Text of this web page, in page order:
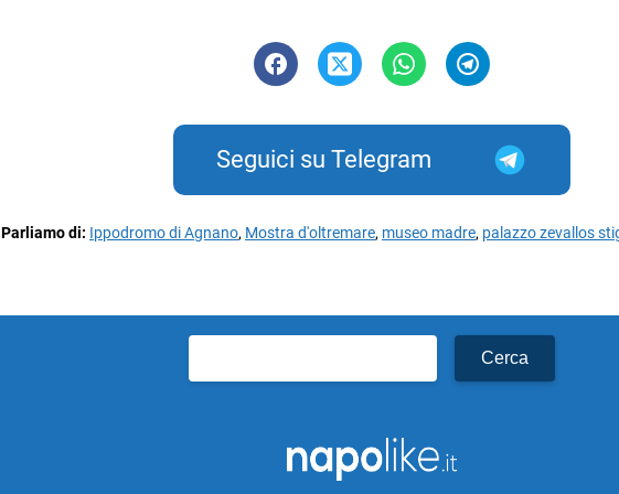
Seguici su Telegram
Parliamo di: Ippodromo di Agnano, Mostra d'oltremare, museo madre, palazzo zevallos
per: